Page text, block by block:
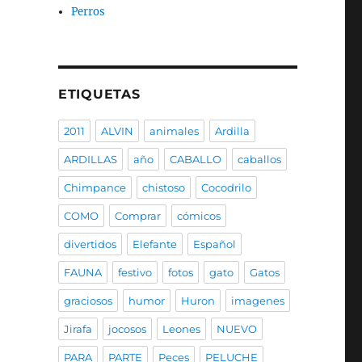
Perros
ETIQUETAS
2011 ALVIN animales Ardilla
ARDILLAS año CABALLO caballos
Chimpance chistoso Cocodrilo
COMO Comprar cómicos
divertidos Elefante Español
FAUNA festivo fotos gato Gatos
graciosos humor Huron imagenes
Jirafa jocosos Leones NUEVO
PARA PARTE Peces PELUCHE